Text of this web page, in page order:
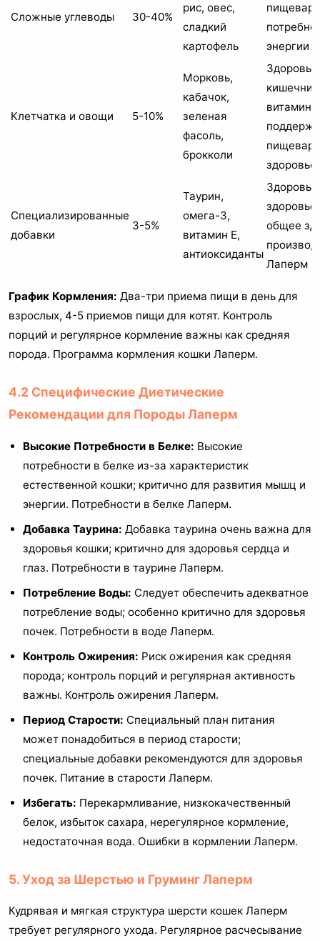
Сложные углеводы 30-40%
рис, овес,
сладкий
картофель
энергии
Клетчатка и овощи 5-10%
Морковь,
кабачок,
зеленая
фасоль,
брокколи
Здоровье
Специализированные
добавки
3-5%
Таурин,
омега-3,
витамин E,
антиоксиданты
здоровье
общее
Лаперм
График Кормления: Два-три приема пищи в день для
взрослых, 4-5 приемов пищи для котят. Контроль
порций и регулярное кормление важны как средняя
порода. Программа кормления кошки Лаперм.
4.2 Специфические Диетические
Рекомендации для Породы Лаперм
Высокие Потребности в Белке: Высокие
потребности в белке из-за характеристик
естественной кошки; критично для развития мышц и
энергии. Потребности в белке Лаперм.
Добавка Таурина: Добавка таурина очень важна для
здоровья кошки; критично для здоровья сердца и
глаз. Потребности в таурине Лаперм.
Потребление Воды: Следует обеспечить адекватное
потребление воды; особенно критично для здоровья
почек. Потребности в воде Лаперм.
Контроль Ожирения: Риск ожирения как средняя
порода; контроль порций и регулярная активность
важны. Контроль ожирения Лаперм.
Период Старости: Специальный план питания
может понадобиться в период старости;
специальные добавки рекомендуются для здоровья
почек. Питание в старости Лаперм.
Избегать: Перекармливание, низкокачественный
белок, избыток сахара, нерегулярное кормление,
недостаточная вода. Ошибки в кормлении Лаперм.
5. Уход за Шерстью и Груминг Лаперм
Кудрявая и мягкая структура шерсти кошек Лаперм
требует регулярного ухода. Регулярное расчесывание